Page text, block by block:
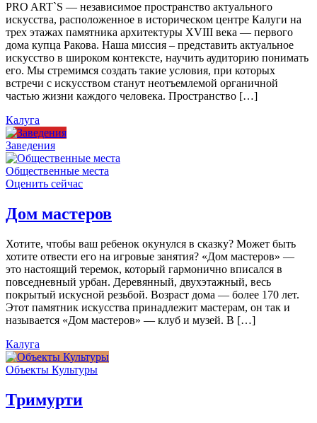
PRO ART`S — независимое пространство актуального
искусства, расположенное в историческом центре Калуги на
трех этажах памятника архитектуры XVIII века — первого
дома купца Ракова. Наша миссия – представить актуальное
искусство в широком контексте, научить аудиторию понимать
его. Мы стремимся создать такие условия, при которых
встречи с искусством станут неотъемлемой органичной
частью жизни каждого человека. Пространство […]
Калуга
Заведения
Общественные места
Оценить сейчас
Дом мастеров
Хотите, чтобы ваш ребенок окунулся в сказку? Может быть
хотите отвести его на игровые занятия? «Дом мастеров» —
это настоящий теремок, который гармонично вписался в
повседневный урбан. Деревянный, двухэтажный, весь
покрытый искусной резьбой. Возраст дома — более 170 лет.
Этот памятник искусства принадлежит мастерам, он так и
называется «Дом мастеров» — клуб и музей. В […]
Калуга
Объекты Культуры
Тримурти